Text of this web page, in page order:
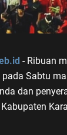
- Ribuan
pada Sabtu
dan